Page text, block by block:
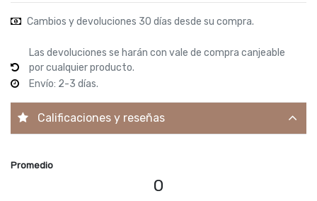
Cambios y devoluciones 30 días desde su compra.
Las devoluciones se harán con vale de compra canjeable
por cualquier producto.
Envío: 2-3 días.
Calificaciones y reseñas
Promedio
0